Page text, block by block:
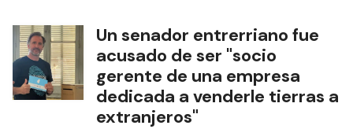
Un senador entrerriano fue
acusado de ser "socio
gerente de una empresa
dedicada a venderle tierras a
extranjeros"